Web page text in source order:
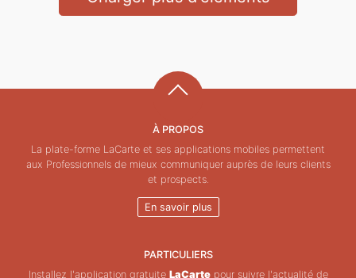
À PROPOS
La plate-forme LaCarte et ses applications mobiles permettent
aux Professionnels de mieux communiquer auprès de leurs clients
et prospects.
En savoir plus
PARTICULIERS
Installez l'application gratuite LaCartepour suivre l'actualité de